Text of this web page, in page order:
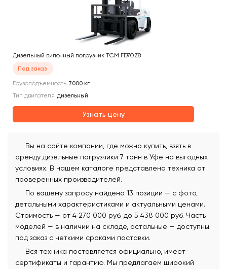
Дизельный вилочный погрузчик TCM FD70Z8
Под заказ
Грузоподъемность 7000 кг
Тип двигателя дизельный
Узнать цену
Вы на сайте компании, где можно купить, взять в
аренду дизельные погрузчики 7 тонн в Уфе на выгодных
условиях. В нашем каталоге представлена техника от
проверенных производителей.
По вашему запросу найдено 13 позиции — с фото,
детальными характеристиками и актуальными ценами.
Стоимость — от 4 270 000 руб. до 5 438 000 руб. Часть
моделей — в наличии на складе, остальные — доступны
под заказ с четкими сроками поставки.
Вся техника поставляется официально, имеет
сертификаты и гарантию. Мы предлагаем широкий